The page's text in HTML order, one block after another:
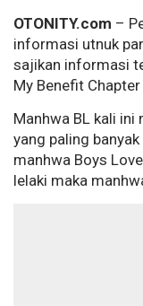
OTONITY.com –
informasi utnuk
sajikan informasi
My Benefit
Manhwa BL kali ini
yang paling
manhwa Boys
lelaki maka